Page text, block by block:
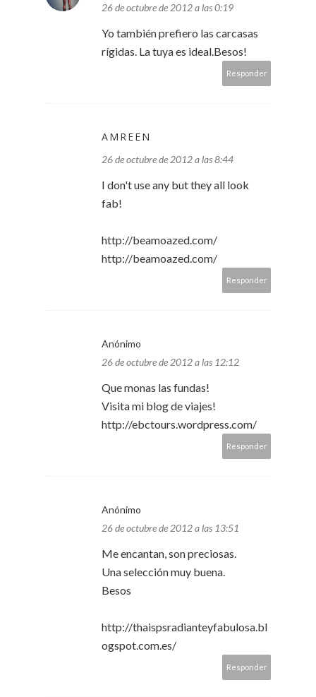
26 de octubre de 2012 a las 0:19
Yo también prefiero las carcasas
rígidas. La tuya es ideal.Besos!
Responder
AMREEN
26 de octubre de 2012 a las 8:44
I don't use any but they all look
fab!
http://beamoazed.com/
http://beamoazed.com/
Responder
Anónimo
26 de octubre de 2012 a las 12:12
Que monas las fundas!
Visita mi blog de viajes!
http://ebctours.wordpress.com/
Responder
Anónimo
26 de octubre de 2012 a las 13:51
Me encantan, son preciosas.
Una selección muy buena.
Besos
http://thaispsradianteyfabulosa.bl
ogspot.com.es/
Responder